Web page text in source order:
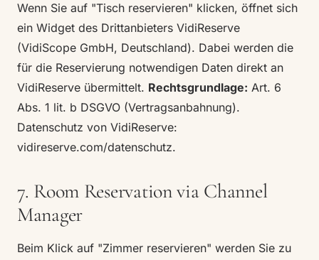
Wenn Sie auf "Tisch reservieren" klicken, öffnet sich
ein Widget des Drittanbieters VidiReserve
(VidiScope GmbH, Deutschland). Dabei werden die
für die Reservierung notwendigen Daten direkt an
VidiReserve übermittelt. Rechtsgrundlage: Art. 6
Abs. 1 lit. b DSGVO (Vertragsanbahnung).
Datenschutz von VidiReserve:
vidireserve.com/datenschutz.
7. Room Reservation via Channel
Manager
Beim Klick auf "Zimmer reservieren" werden Sie zu